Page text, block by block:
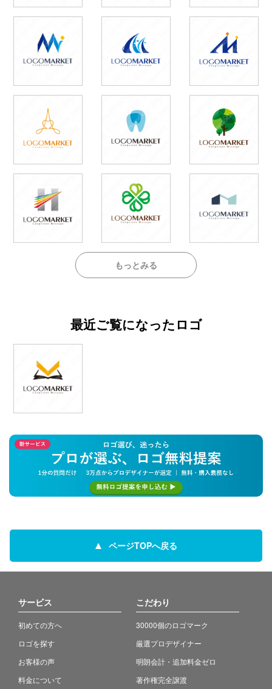
もっとみる
最近ご覧になったロゴ
ページTOPへ戻る
サービス
初めての方へ
ロゴを探す
お客様の声
料金について
こだわり
30000個のロゴマーク
厳選プロデザイナー
明朗会計・追加料金ゼロ
著作権完全譲渡